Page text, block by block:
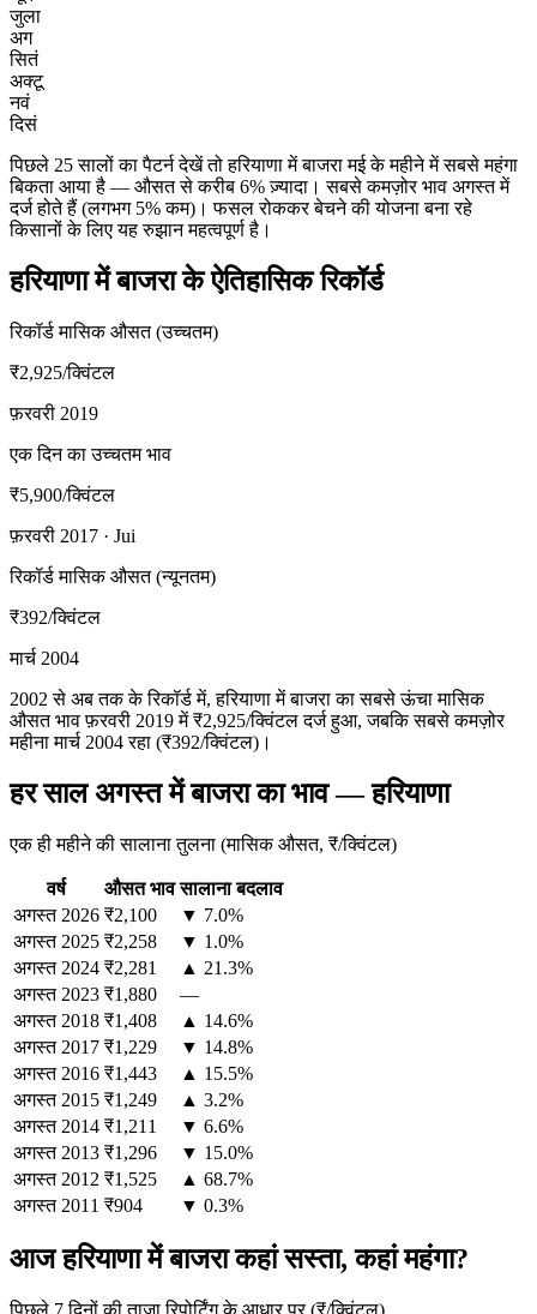
जुला
अग
सितं
अक्टू
नवं
दिसं
पिछले 25 सालों का पैटर्न देखें तो हरियाणा में बाजरा मई के महीने में सबसे महंगा
बिकता आया है — औसत से करीब 6% ज़्यादा। सबसे कमज़ोर भाव अगस्त में
दर्ज होते हैं (लगभग 5% कम)। फसल रोककर बेचने की योजना बना रहे
किसानों के लिए यह रुझान महत्वपूर्ण है।
हरियाणा में बाजरा के ऐतिहासिक रिकॉर्ड
रिकॉर्ड मासिक औसत (उच्चतम)
₹2,925/क्विंटल
फ़रवरी 2019
एक दिन का उच्चतम भाव
₹5,900/क्विंटल
फ़रवरी 2017 · Jui
रिकॉर्ड मासिक औसत (न्यूनतम)
₹392/क्विंटल
मार्च 2004
2002 से अब तक के रिकॉर्ड में, हरियाणा में बाजरा का सबसे ऊंचा मासिक
औसत भाव फ़रवरी 2019 में ₹2,925/क्विंटल दर्ज हुआ, जबकि सबसे कमज़ोर
महीना मार्च 2004 रहा (₹392/क्विंटल)।
हर साल अगस्त में बाजरा का भाव — हरियाणा
एक ही महीने की सालाना तुलना (मासिक औसत, ₹/क्विंटल)
वर्ष औसत भाव सालाना बदलाव
अगस्त 2026 ₹2,100
▼ 7.0%
अगस्त 2025 ₹2,258
▼ 1.0%
अगस्त 2024 ₹2,281
▲ 21.3%
अगस्त 2023 ₹1,880
—
अगस्त 2018 ₹1,408
▲ 14.6%
अगस्त 2017 ₹1,229
▼ 14.8%
अगस्त 2016 ₹1,443
▲ 15.5%
अगस्त 2015 ₹1,249
▲ 3.2%
अगस्त 2014 ₹1,211
▼ 6.6%
अगस्त 2013 ₹1,296
▼ 15.0%
अगस्त 2012 ₹1,525
▲ 68.7%
अगस्त 2011 ₹904 ▼ 0.3%
आज हरियाणा में बाजरा कहां सस्ता, कहां महंगा?